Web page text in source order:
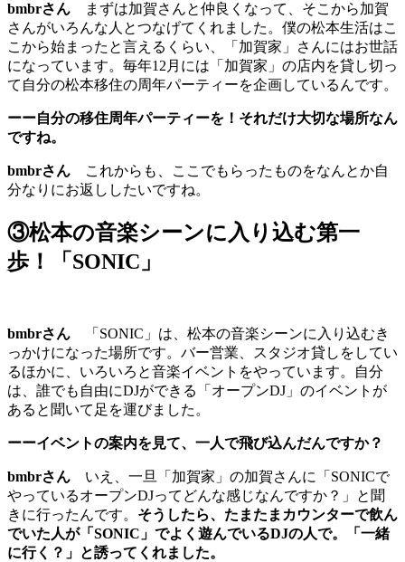
bmbrさん まずは加賀さんと仲良くなって、そこから加賀
さんがいろんな人とつなげてくれました。僕の松本生活はこ
こから始まったと言えるくらい、「加賀家」さんにはお世話
になっています。毎年12月には「加賀家」の店内を貸し切っ
て自分の松本移住の周年パーティーを企画しているんです。
ーー自分の移住周年パーティーを！それだけ大切な場所なん
ですね。
bmbrさん これからも、ここでもらったものをなんとか自
分なりにお返ししたいですね。
③松本の音楽シーンに入り込む第一
歩！「SONIC」
bmbrさん 「SONIC」は、松本の音楽シーンに入り込むき
っかけになった場所です。バー営業、スタジオ貸しをしてい
るほかに、いろいろと音楽イベントをやっています。自分
は、誰でも自由にDJができる「オープンDJ」のイベントが
あると聞いて足を運びました。
ーーイベントの案内を見て、一人で飛び込んだんですか？
bmbrさん いえ、一旦「加賀家」の加賀さんに「SONICで
やっているオープンDJってどんな感じなんですか？」と聞
きに行ったんです。 そうしたら、たまたまカウンターで飲ん
でいた人が「SONIC」でよく遊んでいるDJの人で。「一緒
に行く？」と誘ってくれました。